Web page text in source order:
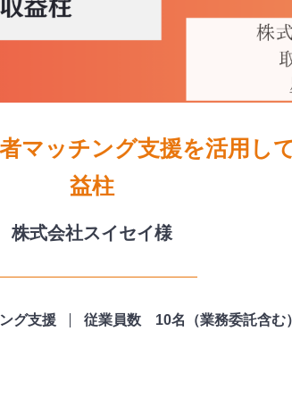
マッチング支援を活用し
益柱
株式会社スイセイ様
グ支援 従業員数 10名（業務委託含む